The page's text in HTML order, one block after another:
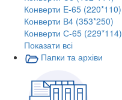
Конверти E-65 (220*110)
Конверти В4 (353*250)
Конверти С-65 (229*114)
Показати всі
Папки та архіви